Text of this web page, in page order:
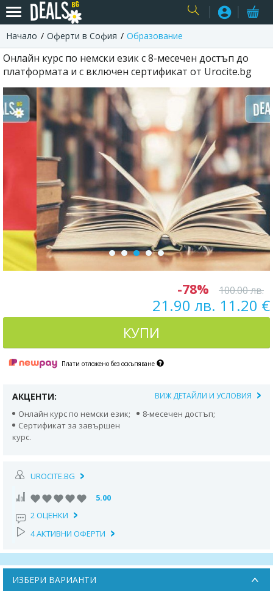
Начало Оферти в София Образование
Онлайн курс по немски език с 8-месечен достъп до
платформата и с включен сертификат от Urocite.bg
-78% 100.00 лв.
21.90 лв. 11.20 €
КУПИ
Плати отложено без оскъпяване
АКЦЕНТИ: ВИЖ ДЕТАЙЛИ И УСЛОВИЯ
Онлайн курс по немски език;
8-месечен достъп;
Сертификат за завършен
курс.
UROCITE.BG
5.00
2 ОЦЕНКИ
4 АКТИВНИ ОФЕРТИ
ИЗБЕРИ ВАРИАНТИ